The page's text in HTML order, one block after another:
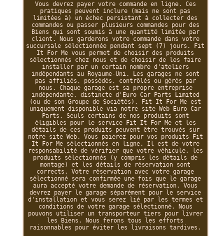
Vous devrez payer votre commande en ligne. Ces
pratiques peuvent inclure (mais ne sont pas
limitées à) un échec persistant à collecter des
commandes ou passer plusieurs commandes pour des
Biens qui sont soumis à une quantité limitée par
client. Nous garderons votre commande dans votre
succursale sélectionnée pendant sept (7) jours. Fit
It For Me vous permet de choisir des produits
sélectionnés chez nous et de choisir de les faire
installer par un certain nombre d'ateliers
indépendants au Royaume-Uni. Les garages ne sont
pas affiliés, possédés, contrôlés ou gérés par
nous. Chaque garage est sa propre entreprise
indépendante, distincte d'Euro Car Parts Limited
(ou de son Groupe de Sociétés). Fit It For Me est
uniquement disponible via notre site Web Euro Car
Parts. Seuls certains de nos produits sont
éligibles pour le service Fit It For Me et les
détails de ces produits peuvent être trouvés sur
notre site Web. Vous paierez pour vos produits Fit
It For Me sélectionnés en ligne. Il est de votre
responsabilité de vérifier que votre véhicule, les
produits sélectionnés (y compris les détails de
montage) et les détails de réservation sont
corrects. Votre réservation avec votre garage
sélectionné sera confirmée une fois que le garage
aura accepté votre demande de réservation. Vous
devrez payer le garage séparément pour le service
d'installation et vous serez lié par les termes et
conditions de votre garage sélectionné. Nous
pouvons utiliser un transporteur tiers pour livrer
les Biens. Nous ferons tous les efforts
raisonnables pour éviter les livraisons tardives.